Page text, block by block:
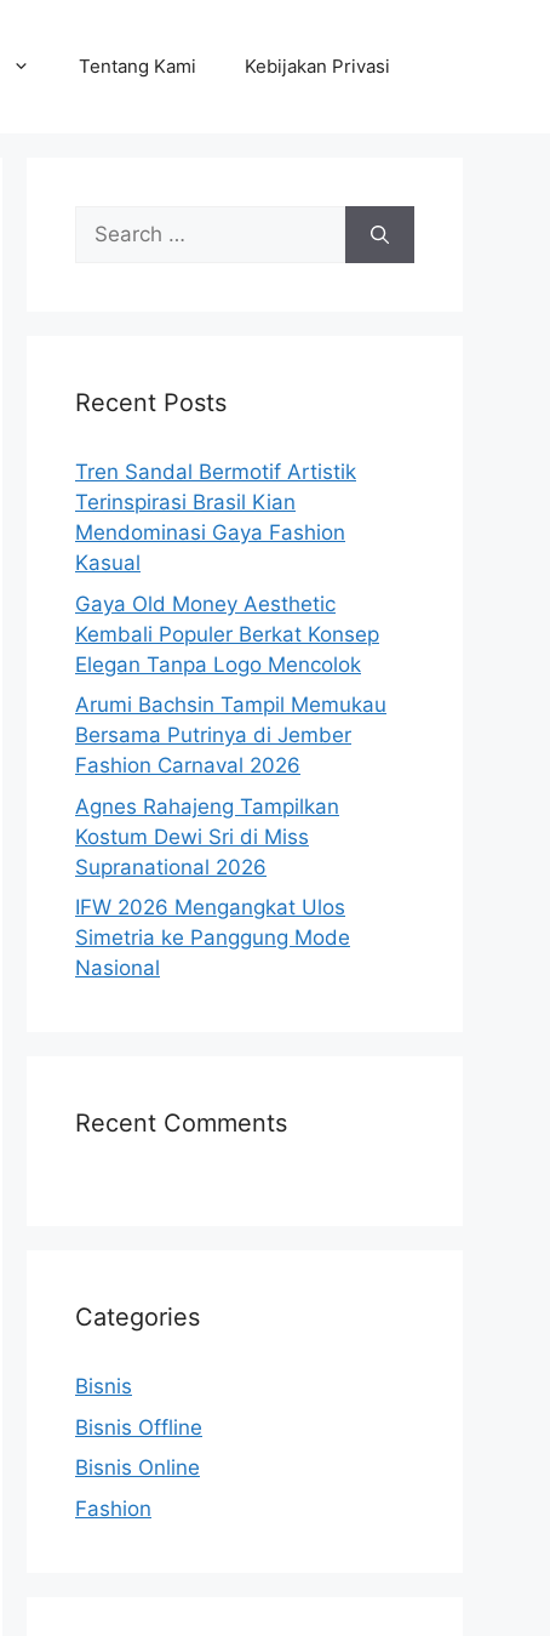
Tentang Kami Kebijakan Privasi
Search
for:
Recent Posts
Tren Sandal Bermotif Artistik
Terinspirasi Brasil Kian
Mendominasi Gaya Fashion
Kasual
Gaya Old Money Aesthetic
Kembali Populer Berkat Konsep
Elegan Tanpa Logo Mencolok
Arumi Bachsin Tampil Memukau
Bersama Putrinya di Jember
Fashion Carnaval 2026
Agnes Rahajeng Tampilkan
Kostum Dewi Sri di Miss
Supranational 2026
IFW 2026 Mengangkat Ulos
Simetria ke Panggung Mode
Nasional
Recent Comments
Categories
Bisnis
Bisnis Offline
Bisnis Online
Fashion